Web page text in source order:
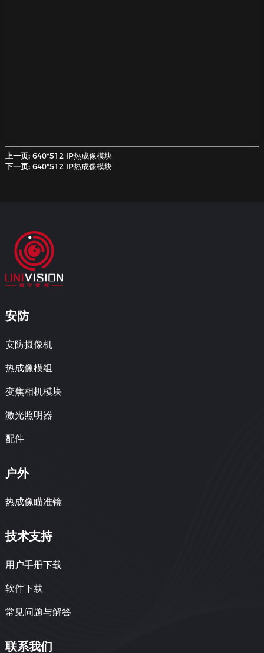
上一页: 640*512 IP热成像模块
下一页: 640*512 IP热成像模块
安防
安防摄像机
热成像模组
变焦相机模块
激光照明器
配件
户外
热成像瞄准镜
技术支持
用户手册下载
软件下载
常见问题与解答
联系我们